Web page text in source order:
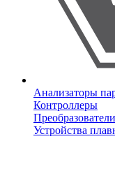
Анализаторы
Контроллеры
Устройства